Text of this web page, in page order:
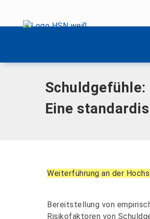
Home|Schuldgefühle: Ursachen,
Eine
Weiterführung an der
Bereitstellung von
Risikofaktoren von